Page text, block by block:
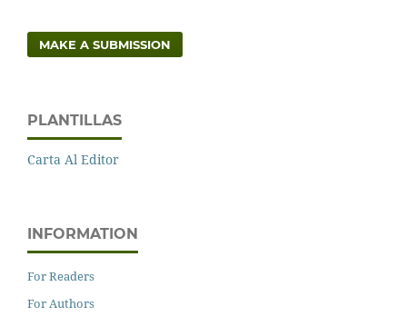
MAKE A SUBMISSION
PLANTILLAS
Carta Al Editor
INFORMATION
For Readers
For Authors